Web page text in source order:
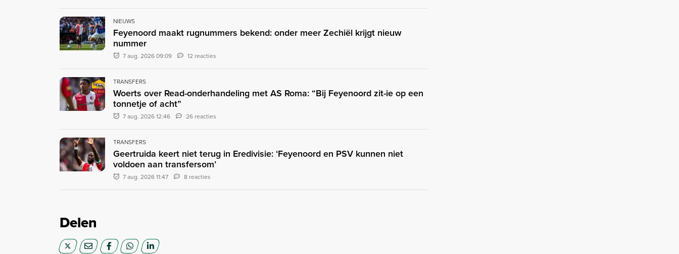
NIEUWS
Feyenoord maakt rugnummers bekend: onder meer Zechiël krijgt nieuw
nummer
7 aug. 2026 09:09 12 reacties
TRANSFERS
Woerts over Read-onderhandeling met AS Roma: “Bij Feyenoord zit-ie op een
tonnetje of acht”
7 aug. 2026 12:46 26 reacties
TRANSFERS
Geertruida keert niet terug in Eredivisie: ‘Feyenoord en PSV kunnen niet
voldoen aan transfersom’
7 aug. 2026 11:47 8 reacties
Delen